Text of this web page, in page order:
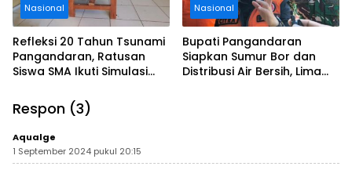
Nasional
Refleksi 20 Tahun Tsunami
Pangandaran, Ratusan
Siswa SMA Ikuti Simulasi
Tsunami
Nasional
Bupati Pangandaran
Siapkan Sumur Bor dan
Distribusi Air Bersih, Lima
Respon (3)
Aqualge
1 September 2024 pukul 20:15